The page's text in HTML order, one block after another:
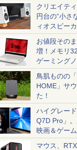
クリエイテ
円台の“小さ
ィオスピー
お値段その
増！メモリ
ゲーミングノ
鳥肌ものの
HOME」サ
た！
ハイグレー
Q7D Pro」
映画＆ゲー
マウス、